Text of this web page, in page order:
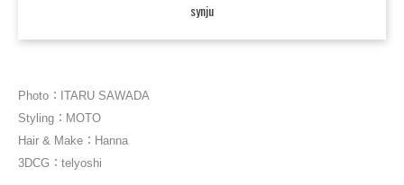
synju
Photo：ITARU SAWADA
Styling：MOTO
Hair & Make：Hanna
3DCG：telyoshi